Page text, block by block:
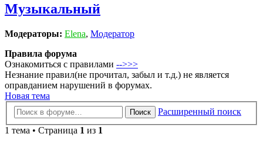
Музыкальный
Модераторы: Elena, Модератор
Правила форума
Ознакомиться с правилами -->>>
Незнание правил(не прочитал, забыл и т.д.) не является
оправданием нарушений в форумах.
Новая тема
Поиск
Расширенный поиск
1 тема • Страница 1 из 1